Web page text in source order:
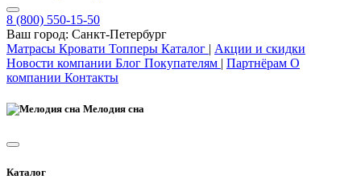
8 (800) 550-15-50
Ваш город: Санкт-Петербург
Матрасы Кровати Топперы Каталог | Акции и скидки
Новости компании Блог Покупателям | Партнёрам О
компании Контакты
Мелодия сна
Каталог